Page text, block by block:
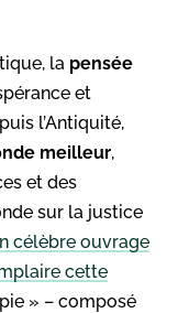
la pensée
et
l’Antiquité,
meilleur,
et des
sur la justice
célèbre ouvrage
cette
» – composé